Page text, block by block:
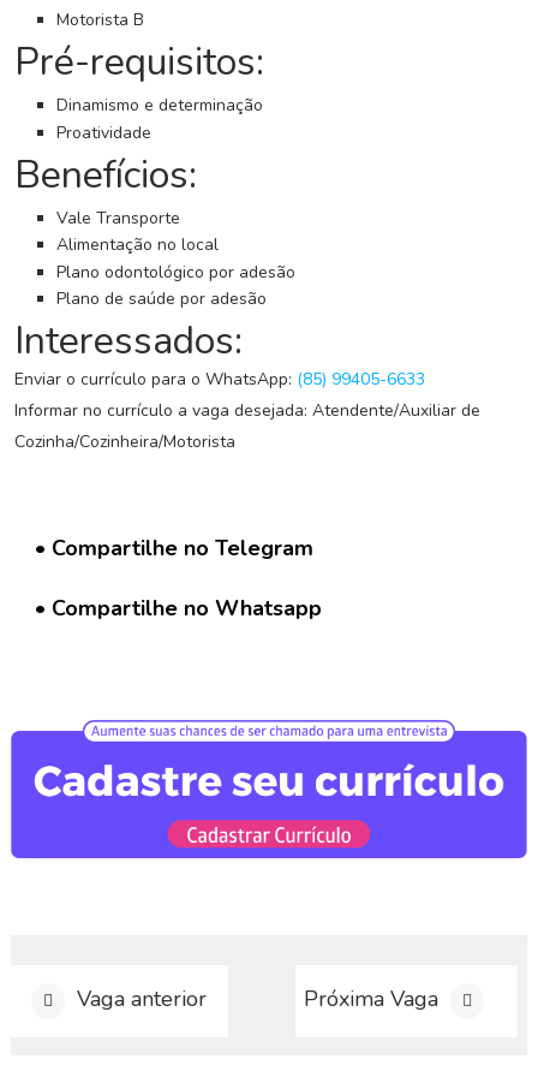
G
r
u
p
o
W
h
a
t
s
a
p
p
C
a
d
a
a
C
u
c
l
o
D
g
a
Motorista B
Pré-requisitos:
Dinamismo e determinação
Proatividade
Benefícios:
Vale Transporte
Alimentação no local
Plano odontológico por adesão
Plano de saúde por adesão
Interessados:
Enviar o currículo para o WhatsApp: (85) 99405-6633
Informar no currículo a vaga desejada: Atendente/Auxiliar de
Cozinha/Cozinheira/Motorista
• Compartilhe no Telegram
• Compartilhe no Whatsapp
Vaga anterior Próxima Vaga